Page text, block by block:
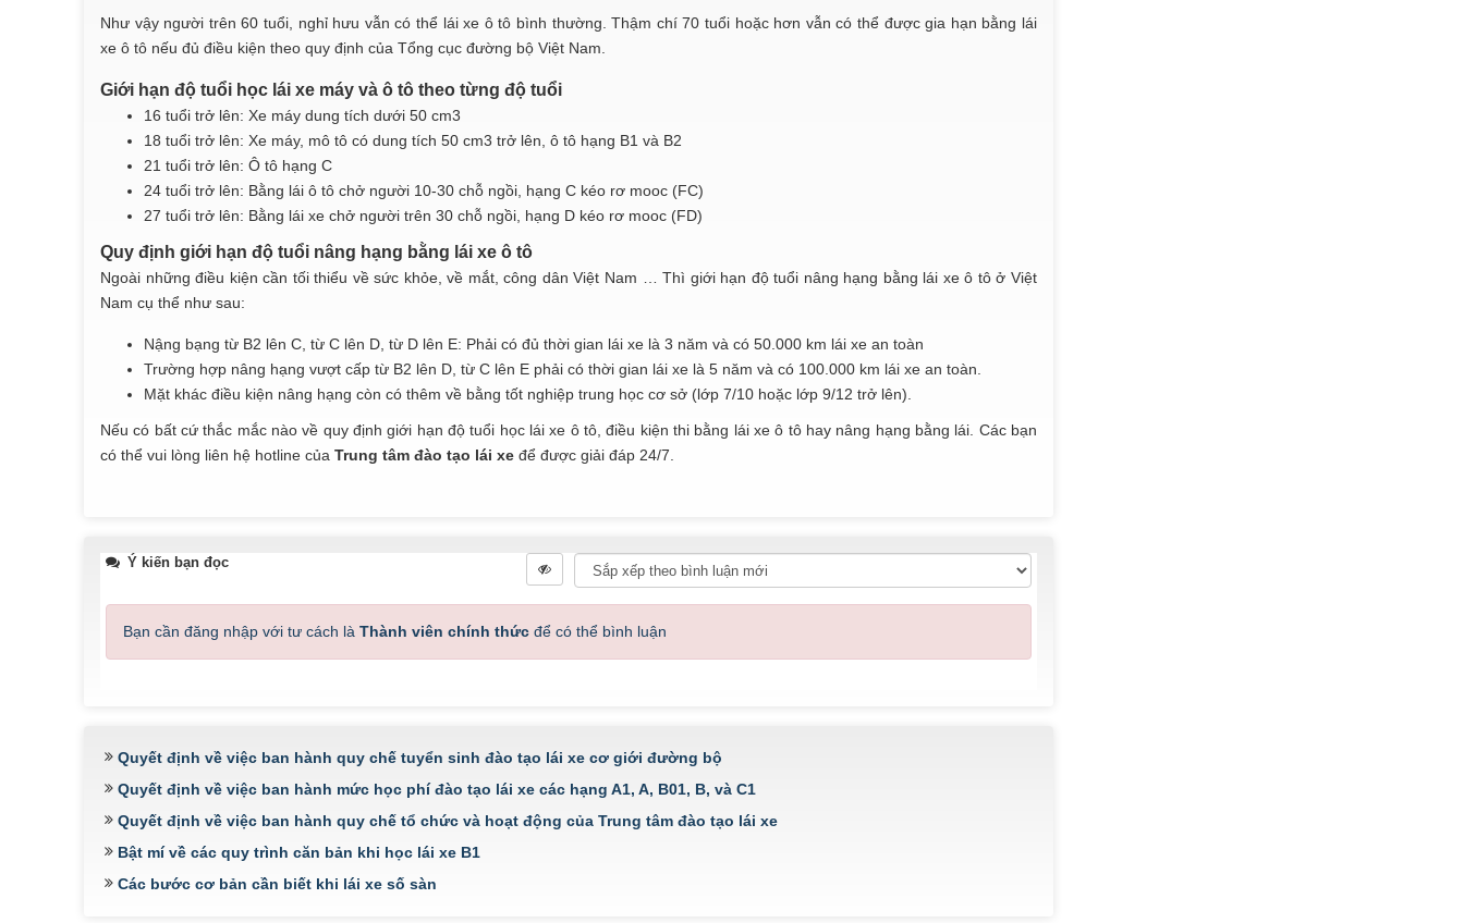
Như vậy người trên 60 tuổi, nghỉ hưu vẫn có thể lái xe ô tô bình thường. Thậm chí 70 tuổi hoặc hơn vẫn có thể được gia hạn bằng lái
xe ô tô nếu đủ điều kiện theo quy định của Tổng cục đường bộ Việt Nam.
Giới hạn độ tuổi học lái xe máy và ô tô theo từng độ tuổi
16 tuổi trở lên: Xe máy dung tích dưới 50 cm3
18 tuổi trở lên: Xe máy, mô tô có dung tích 50 cm3 trở lên, ô tô hạng B1 và B2
21 tuổi trở lên: Ô tô hạng C
24 tuổi trở lên: Bằng lái ô tô chở người 10-30 chỗ ngồi, hạng C kéo rơ mooc (FC)
27 tuổi trở lên: Bằng lái xe chở người trên 30 chỗ ngồi, hạng D kéo rơ mooc (FD)
Quy định giới hạn độ tuổi nâng hạng bằng lái xe ô tô
Ngoài những điều kiện cần tối thiểu về sức khỏe, về mắt, công dân Việt Nam … Thì giới hạn độ tuổi nâng hạng bằng lái xe ô tô ở Việt
Nam cụ thể như sau:
Nậng bạng từ B2 lên C, từ C lên D, từ D lên E: Phải có đủ thời gian lái xe là 3 năm và có 50.000 km lái xe an toàn
Trường hợp nâng hạng vượt cấp từ B2 lên D, từ C lên E phải có thời gian lái xe là 5 năm và có 100.000 km lái xe an toàn.
Mặt khác điều kiện nâng hạng còn có thêm về bằng tốt nghiệp trung học cơ sở (lớp 7/10 hoặc lớp 9/12 trở lên).
Nếu có bất cứ thắc mắc nào về quy định giới hạn độ tuổi học lái xe ô tô, điều kiện thi bằng lái xe ô tô hay nâng hạng bằng lái. Các bạn
có thể vui lòng liên hệ hotline của Trung tâm đào tạo lái xe để được giải đáp 24/7.
Ý kiến bạn đọc
Bạn cần đăng nhập với tư cách là Thành viên chính thức để có thể bình luận
Quyết định về việc ban hành quy chế tuyển sinh đào tạo lái xe cơ giới đường bộ
Quyết định về việc ban hành mức học phí đào tạo lái xe các hạng A1, A, B01, B, và C1
Quyết định về việc ban hành quy chế tổ chức và hoạt động của Trung tâm đào tạo lái xe
Bật mí về các quy trình căn bản khi học lái xe B1
Các bước cơ bản cần biết khi lái xe số sàn